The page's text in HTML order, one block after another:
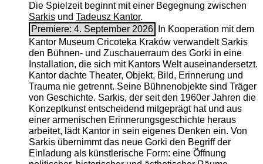
Die Spielzeit beginnt mit einer Begegnung zwischen
Sarkisund Tadeusz Kantor.
Premiere: 4. September 2026
In Kooperation mit dem
Kantor Museum Cricoteka Kraków verwandelt Sarkis
den Bühnen- und Zuschauerraum des Gorki in eine
Installation, die sich mit Kantors Welt auseinandersetzt.
Kantor dachte Theater, Objekt, Bild, Erinnerung und
Trauma nie getrennt. Seine Bühnenobjekte sind Träger
von Geschichte. Sarkis, der seit den 1960er Jahren die
Konzeptkunst entscheidend mitgeprägt hat und aus
einer armenischen ­Erinnerungsgeschichte heraus
arbeitet, lädt Kantor in sein eigenes Denken ein. Von
Sarkis übernimmt das neue Gorki den Begriff der
Einladung als künstlerische Form: eine Öffnung